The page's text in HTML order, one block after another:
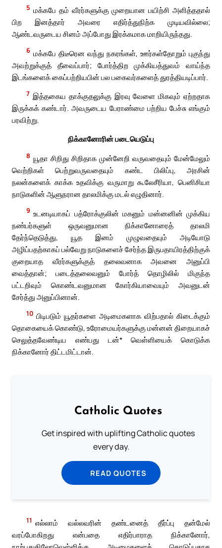
5 மக்கபே தம் வீரர்களுக்கு முறையான பயிற்சி அளித்ததால்
பிற இனத்தார் அவரை எதிர்த்துநிற்க முடியவில்லை;
ஆண்டவருடைய சினம் அப்போது இரக்கமாக மாறியிருந்தது.
6 மக்கபே திடீரென வந்து நகரங்கள், ஊர்கள்தோறும் புகுந்து
அவற்றுக்குத் தீவைப்பார்; போர்த்திற முக்கியத்துவம் வாய்ந்த
இடங்களைக் கைப்பற்றியபின் பல பகைவர்களைத் துரத்தியடிப்பார்.
7 இத்தகைய தாக்குதலுக்கு இரவு வேளை மிகவும் ஏற்றதாக
இருக்கக் கண்டார். அவருடைய பேராண்மை பற்றிய பேச்சு எங்கும்
பரவிற்று.
நிக்கானோரின் படையெடுப்பு
8 யூதா சிறிது சிறிதாக முன்னேறி வருவதையும் மேன்மேலும்
வெற்றிகள் பெற்றுவருவதையும் கண்ட பிலிப்பு, அரசின்
நலன்களைக் காக்க உதவிக்கு வருமாறு கூலேசீரியா, பெனிசியா
நாடுகளின் ஆளுநரான தாலமிக்கு மடல் எழுதினார்.
9 உடனடியாகப் பத்ரோக்குலின் மகனும் மன்னனின் முக்கிய
நண்பர்களுள் ஒருவனுமான நிக்கானோரைத் தாலமி
தேர்ந்தெடுத்து, யூத இனம் முழுவதையும் அடியோடு
அழிப்பதற்காகப் பல்வேறு நாடுகளைச் சேர்ந்த இருபதாயிரத்திற்குக்
குறையாத வீரர்களுக்குத் தலைவனாக அவனை அனுப்பி
வைத்தான்; படைத்தலைவனும் போர்த் தொழிலில் மிகுந்த
பட்டறிவும் கொண்டவனுமான கோர்கியாவையும் அவனுடன்
சேர்த்து அனுப்பினான்.
10 பிடிபடும் யூதர்களை அடிமைகளாக விற்பதால் கிடைக்கும்
தொகையைக் கொண்டு, உரோமையர்களுக்கு மன்னன் திறையாகச்
செலுத்தவேண்டிய எண்பது டன்* வெள்ளியைக் கொடுக்க
நிக்கானோர் திட்டமிட்டான்.
Catholic Quotes
Get inspired with uplifting Catholic quotes
every day.
READ QUOTES
11 எல்லாம் வல்லவரின் தண்டனைத் தீர்ப்பு தன்மேல்
வரப்போகிறது என்பதை எதிர்பாராத நிக்கானோர்,